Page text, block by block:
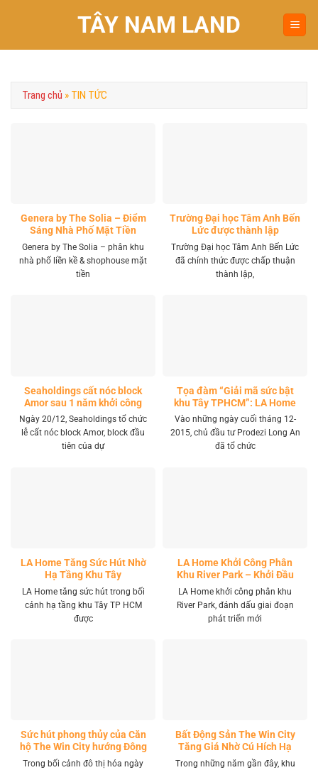
TÂY NAM LAND
Trang chủ » TIN TỨC
Genera by The Solia – Điểm
Sáng Nhà Phố Mặt Tiền
Vành Đai 4 Khu Tây
Genera by The Solia – phân khu
nhà phố liền kề & shophouse mặt
tiền
Trường Đại học Tâm Anh Bến
Lức được thành lập
Trường Đại học Tâm Anh Bến Lức
đã chính thức được chấp thuận
thành lập,
Seaholdings cất nóc block
Amor sau 1 năm khởi công
Ngày 20/12, Seaholdings tổ chức
lễ cất nóc block Amor, block đầu
tiên của dự
Tọa đàm “Giải mã sức bật
khu Tây TPHCM”: LA Home
khai mở tọa độ đầu tư mới
Vào những ngày cuối tháng 12-
2015, chủ đầu tư Prodezi Long An
đã tổ chức
LA Home Tăng Sức Hút Nhờ
Hạ Tầng Khu Tây
LA Home tăng sức hút trong bối
cảnh hạ tầng khu Tây TP HCM
được
LA Home Khởi Công Phân
Khu River Park – Khởi Đầu
Giai Đoạn Phát Triển Mới
LA Home khởi công phân khu
River Park, đánh dấu giai đoạn
phát triển mới
Sức hút phong thủy của Căn
hộ The Win City hướng Đông
Nam
Trong bối cảnh đô thị hóa ngày
Bất Động Sản The Win City
Tăng Giá Nhờ Cú Hích Hạ
Tầng
Trong những năm gần đây, khu